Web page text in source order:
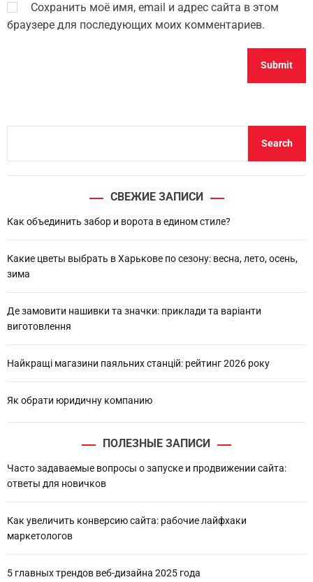
Сохранить моё имя, email и адрес сайта в этом
браузере для последующих моих комментариев.
h
Search
СВЕЖИЕ ЗАПИСИ
Как объединить забор и ворота в едином стиле?
Какие цветы выбрать в Харькове по сезону: весна, лето, осень,
зима
Де замовити нашивки та значки: приклади та варіанти
виготовлення
Найкращі магазини паяльних станцій: рейтинг 2026 року
Як обрати юридичну компанию
ПОЛЕЗНЫЕ ЗАПИСИ
Часто задаваемые вопросы о запуске и продвижении сайта:
ответы для новичков
Как увеличить конверсию сайта: рабочие лайфхаки
маркетологов
5 главных трендов веб-дизайна 2025 года